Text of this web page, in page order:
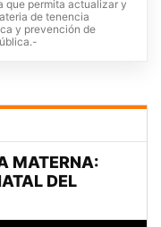
que permita actualizar y
de tenencia
y prevención de